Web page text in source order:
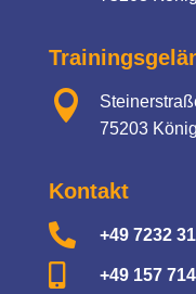

75203
Kontakt
 +49 7232
+49 157